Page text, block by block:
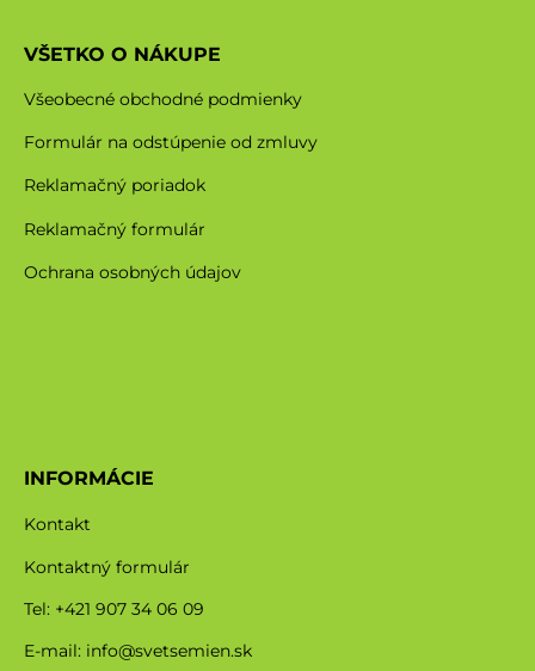
VŠETKO O NÁKUPE
Všeobecné obchodné podmienky
Formulár na odstúpenie od zmluvy
Reklamačný poriadok
Reklamačný formulár
Ochrana osobných údajov
INFORMÁCIE
Kontakt
Kontaktný formulár
Tel: +421 907 34 06 09
E-mail: info@svetsemien.sk